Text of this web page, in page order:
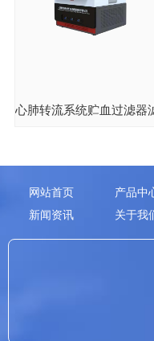
网站首页 产品中
新闻资讯
关于我